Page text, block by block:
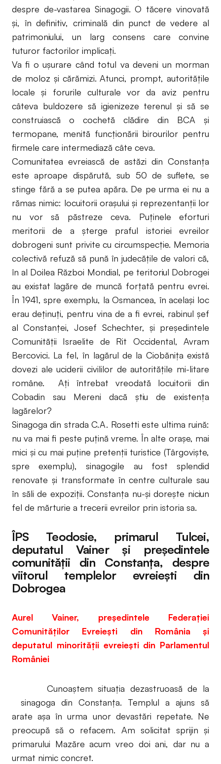
despre de-vastarea Sinagogii. O tăcere vinovată
şi, în definitiv, criminală din punct de vedere al
patrimoniului, un larg consens care convine
tuturor factorilor implicaţi.
Va fi o uşurare când totul va deveni un morman
de moloz şi cărămizi. Atunci, prompt, autorităţile
locale şi forurile culturale vor da aviz pentru
câteva buldozere să igienizeze terenul şi să se
construiască o cochetă clădire din BCA şi
termopane, menită funcţionării birourilor pentru
firmele care intermediază câte ceva.
Comunitatea evreiască de astăzi din Constanţa
este aproape dispărută, sub 50 de suflete, se
stinge fără a se putea apăra. De pe urma ei nu a
rămas nimic: locuitorii oraşului şi reprezentanţii lor
nu vor să păstreze ceva. Puţinele eforturi
meritorii de a şterge praful istoriei evreilor
dobrogeni sunt privite cu circumspecţie. Memoria
colectivă refuză să pună în judecăţile de valori că,
în al Doilea Război Mondial, pe teritoriul Dobrogei
au existat lagăre de muncă forţată pentru evrei.
În 1941, spre exemplu, la Osmancea, în acelaşi loc
erau deţinuţi, pentru vina de a fi evrei, rabinul şef
al Constanţei, Josef Schechter, şi preşedintele
Comunităţii Israelite de Rit Occidental, Avram
Bercovici. La fel, în lagărul de la Ciobăniţa există
dovezi ale uciderii civililor de autorităţile mi-litare
române. Aţi întrebat vreodată locuitorii din
Cobadin sau Mereni dacă ştiu de existenţa
lagărelor?
Sinagoga din strada C.A. Rosetti este ultima ruină:
nu va mai fi peste puţină vreme. În alte oraşe, mai
mici şi cu mai puţine pretenţii turistice (Târgovişte,
spre exemplu), sinagogile au fost splendid
renovate şi transformate în centre culturale sau
în săli de expoziţii. Constanţa nu-şi doreşte niciun
fel de mărturie a trecerii evreilor prin istoria sa.
ÎPS Teodosie, primarul Tulcei,
deputatul Vainer și președintele
comunității din Constanța, despre
viitorul templelor evreiești din
Dobrogea
Aurel Vainer, președintele Federației
Comunităților Evreiești din România și
deputatul minorității evreiești din Parlamentul
României
Cunoaștem situația dezastruoasă de la
sinagoga din Constanța. Templul a ajuns să
arate așa în urma unor devastări repetate. Ne
preocupă să o refacem. Am solicitat sprijin și
primarului Mazăre acum vreo doi ani, dar nu a
urmat nimic concret.